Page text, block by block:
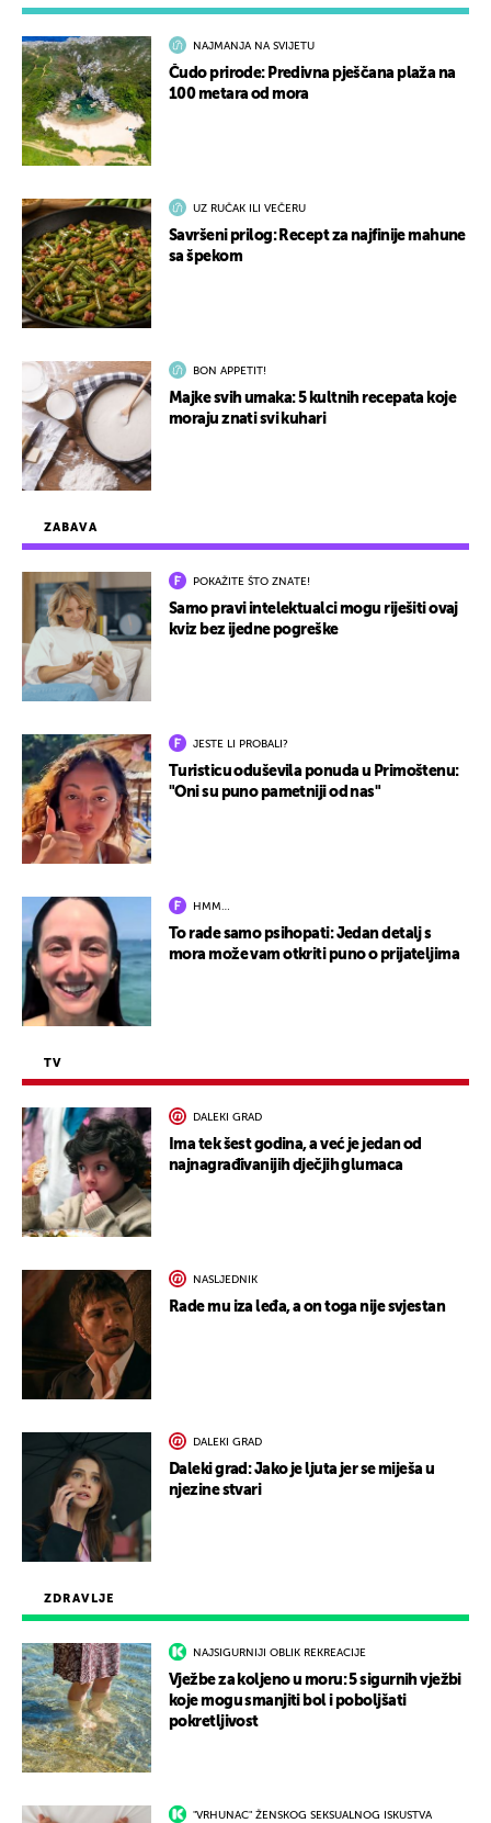
ZDRAVLJE
NAJSIGURNIJI OBLIK REKREACIJE
Vježbe za koljeno u moru: 5 sigurnih vježbi
koje mogu smanjiti bol i poboljšati
pokretljivost
"VRHUNAC" ŽENSKOG SEKSUALNOG ISKUSTVA
ZABAVA
POKAŽITE ŠTO ZNATE!
Samo pravi intelektualci mogu riješiti ovaj
kviz bez ijedne pogreške
JESTE LI PROBALI?
Turisticu oduševila ponuda u Primoštenu:
"Oni su puno pametniji od nas"
HMM…
To rade samo psihopati: Jedan detalj s
mora može vam otkriti puno o prijateljima
TV
DALEKI GRAD
Ima tek šest godina, a već je jedan od
najnagrađivanijih dječjih glumaca
NASLJEDNIK
Rade mu iza leđa, a on toga nije svjestan
DALEKI GRAD
Daleki grad: Jako je ljuta jer se miješa u
njezine stvari
NAJMANJA NA SVIJETU
Čudo prirode: Predivna pješčana plaža na
100 metara od mora
UZ RUČAK ILI VEČERU
Savršeni prilog: Recept za najfinije mahune
sa špekom
BON APPETIT!
Majke svih umaka: 5 kultnih recepata koje
moraju znati svi kuhari